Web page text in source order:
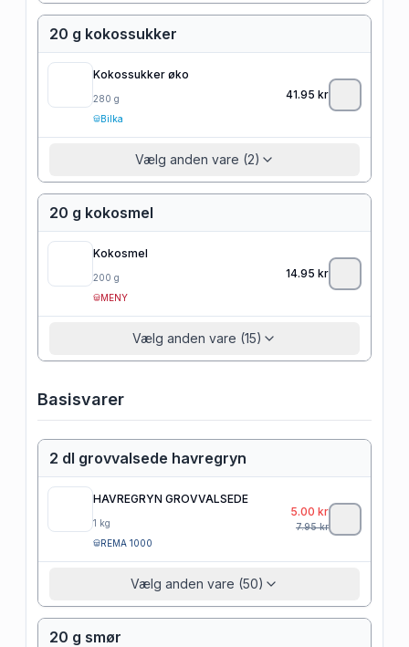
20 g kokossukker
Kokossukker øko
280 g
Bilka
41.95 kr
Vælg anden vare (2)
20 g kokosmel
Kokosmel
200 g
MENY
14.95 kr
Vælg anden vare (15)
Basisvarer
2 dl grovvalsede havregryn
HAVREGRYN GROVVALSEDE
1 kg
REMA 1000
5.00 kr
7.95kr
Vælg anden vare (50)
20 g smør